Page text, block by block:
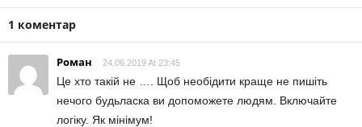
1 коментар
Роман 24.06.2019 At 23:45
Це хто такій не …. Щоб необідити краще не пишіть
нечого будьласка ви допоможете людям. Включайте
логіку. Як мінімум!